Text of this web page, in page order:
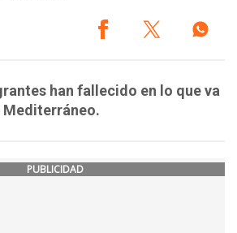
han fallecido en lo que va
Mediterráneo.
PUBLICIDAD